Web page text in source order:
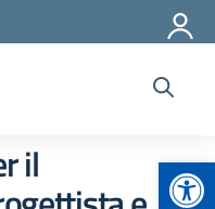
il